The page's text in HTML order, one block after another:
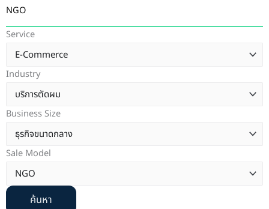
NGO
Service
Industry
Business Size
Sale Model
ค้นหา